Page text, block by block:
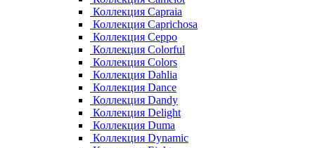
Коллекция Capraia
Коллекция Caprichosa
Коллекция Ceppo
Коллекция Colorful
Коллекция Colors
Коллекция Dahlia
Коллекция Dance
Коллекция Dandy
Коллекция Delight
Коллекция Duma
Коллекция Dynamic